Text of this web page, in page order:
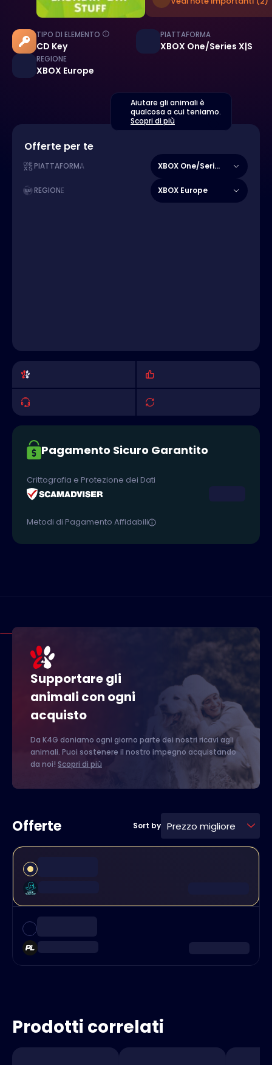
TIPO DI ELEMENTO
CD Key
PIATTAFORMA
XBOX One/Series X|S
REGIONE
XBOX Europe
Aiutare gli animali è
qualcosa a cui teniamo.
Scopri di più
Offerte per te
PIATTAFORMA XBOX One/Series X|S
REGIONE XBOX Europe
Pagamento Sicuro Garantito
Crittografia e Protezione dei Dati
Metodi di Pagamento Affidabili
Supportare gli
animali con ogni
acquisto
Da K4G doniamo ogni giorno parte dei nostri ricavi agli
animali. Puoi sostenere il nostro impegno acquistando
da noi! Scopri di più
Offerte Sort by Prezzo migliore
Prodotti correlati